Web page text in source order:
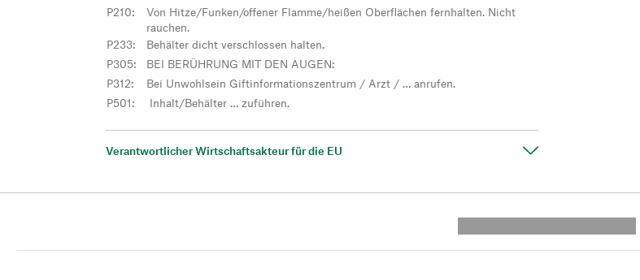
P210:
Von Hitze/Funken/offener Flamme/heißen Oberflächen fernhalten. Nicht
rauchen.
P233:
Behälter dicht verschlossen halten.
P305:
BEI BERÜHRUNG MIT DEN AUGEN:
P312:
Bei Unwohlsein Giftinformationszentrum / Arzt / … anrufen.
P501: Inhalt/Behälter … zuführen.
Verantwortlicher Wirtschaftsakteur für die EU